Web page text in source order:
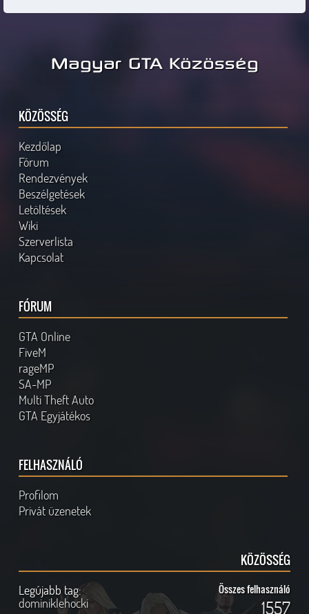
Magyar GTA Közösség
KÖZÖSSÉG
Kezdőlap
Fórum
Rendezvények
Beszélgetések
Letöltések
Wiki
Szerverlista
Kapcsolat
FÓRUM
GTA Online
FiveM
rageMP
SA-MP
Multi Theft Auto
GTA Egyjátékos
FELHASZNÁLÓ
Profilom
Privát üzenetek
KÖZÖSSÉG
Legújabb tag:
dominiklehocki
Összes felhasználó
1557